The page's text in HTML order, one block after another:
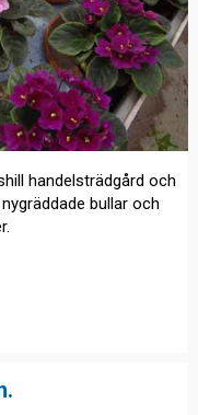
handelsträdgård och
bullar och